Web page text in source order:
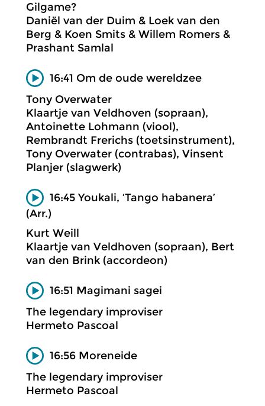
Gilgame?
Daniël van der Duim & Loek van den
Berg & Koen Smits & Willem Romers &
Prashant Samlal
16:41 Om de oude wereldzee
Tony Overwater
Klaartje van Veldhoven (sopraan),
Antoinette Lohmann (viool),
Rembrandt Frerichs (toetsinstrument),
Tony Overwater (contrabas), Vinsent
Planjer (slagwerk)
16:45 Youkali, ‘Tango habanera’
(Arr.)
Kurt Weill
Klaartje van Veldhoven (sopraan), Bert
van den Brink (accordeon)
16:51 Magimani sagei
The legendary improviser
Hermeto Pascoal
16:56 Moreneide
The legendary improviser
Hermeto Pascoal